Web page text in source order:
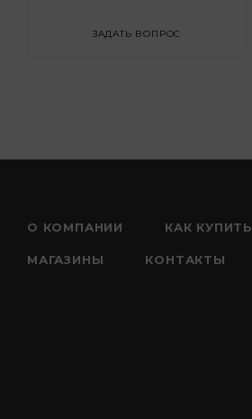
ЗАДАТЬ ВОПРОС
О КОМПАНИИ КАК КУПИТЬ
МАГАЗИНЫ КОНТАКТЫ